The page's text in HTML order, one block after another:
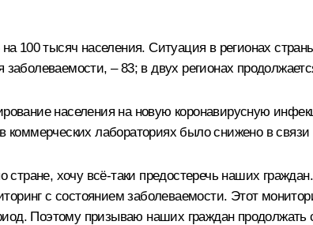
100 тысяч населения. Ситуация в регионах
– 83; в двух регионах
населения на новую коронавирусную
коммерческих лабораториях было снижено в
хочу всё-таки предостеречь наших
с состоянием заболеваемости. Этот
Поэтому призываю наших граждан